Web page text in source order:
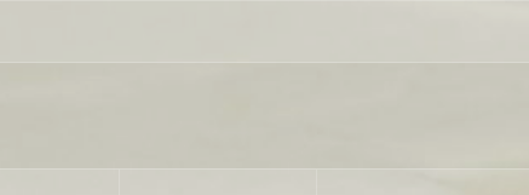
springen